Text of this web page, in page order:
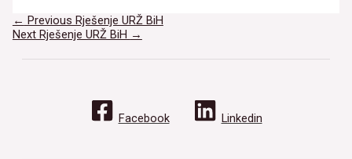
Navigacija
članaka
← Previous Rješenje URŽ BiH
Next Rješenje URŽ BiH →
Facebook Linkedin